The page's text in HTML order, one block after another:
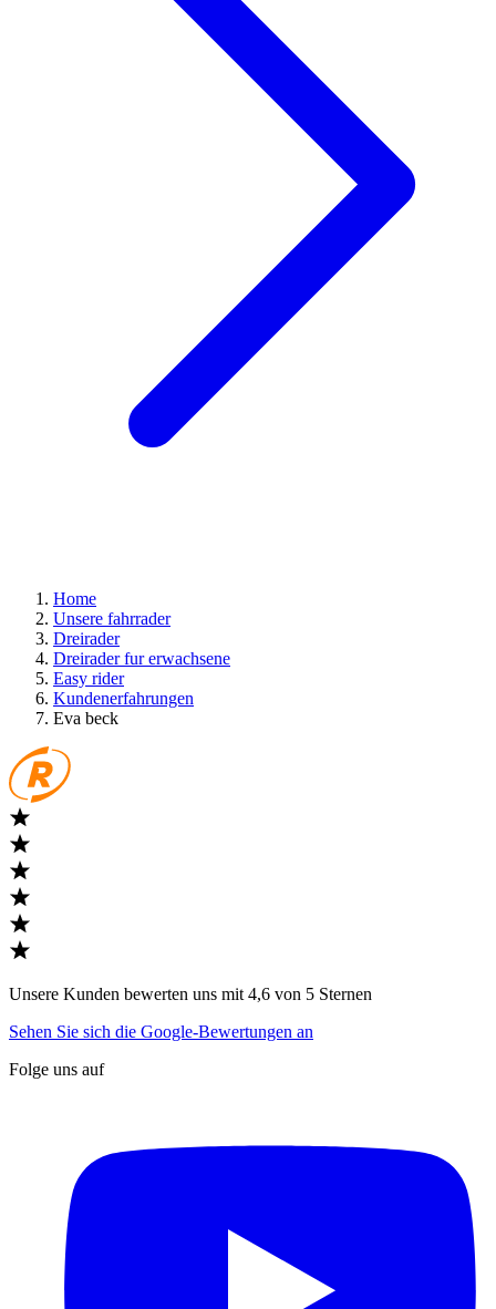
Home
Unsere fahrrader
Dreirader
Dreirader fur erwachsene
Easy rider
Kundenerfahrungen
Eva beck
Unsere Kunden bewerten uns mit 4,6 von 5 Sternen
Sehen Sie sich die Google-Bewertungen an
Folge uns auf